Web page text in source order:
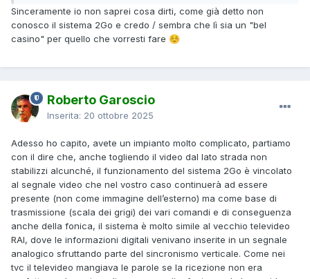
Sinceramente io non saprei cosa dirti, come già detto non
conosco il sistema 2Go e credo / sembra che lì sia un "bel
casino" per quello che vorresti fare ☺️
Roberto Garoscio
Inserita: 20 ottobre 2025
Adesso ho capito, avete un impianto molto complicato, partiamo
con il dire che, anche togliendo il video dal lato strada non
stabilizzi alcunché, il funzionamento del sistema 2Go è vincolato
al segnale video che nel vostro caso continuerà ad essere
presente (non come immagine dell’esterno) ma come base di
trasmissione (scala dei grigi) dei vari comandi e di conseguenza
anche della fonica, il sistema è molto simile al vecchio televideo
RAI, dove le informazioni digitali venivano inserite in un segnale
analogico sfruttando parte del sincronismo verticale. Come nei
tvc il televideo mangiava le parole se la ricezione non era